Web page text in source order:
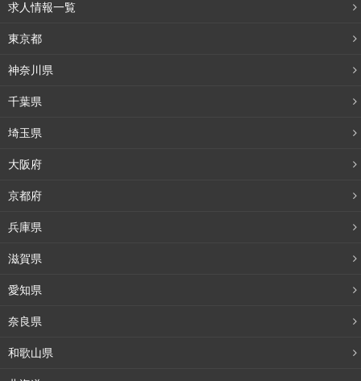
求人情報一覧
東京都
神奈川県
千葉県
埼玉県
大阪府
京都府
兵庫県
滋賀県
愛知県
奈良県
和歌山県